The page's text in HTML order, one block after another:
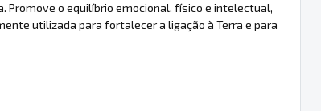
Promove o equilíbrio emocional, físico e intelectual,
utilizada para fortalecer a ligação à Terra e para